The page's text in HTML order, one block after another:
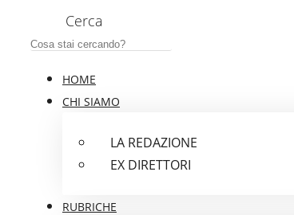
Cerca
HOME
CHI SIAMO
LA REDAZIONE
EX DIRETTORI
RUBRICHE